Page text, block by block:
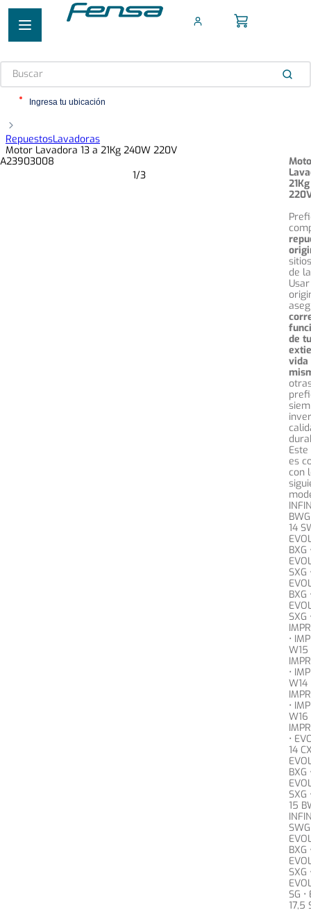
Buscar
TÉRMINOS MÁS BUSCADOS
2.
cocina 4 platos
Ingresa tu ubicación
RepuestosLavadoras
Motor Lavadora 13 a 21Kg 240W 220V
1/3
de
de
vida
es
con
14
BXG
SXG
BXG
SXG
•
W15
•
W14
•
W16
•
14
BXG
SXG
15
BXG
SXG
SG •
17,5